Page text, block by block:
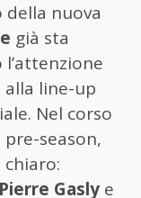
della nuova
già sta
line-up
Nel corso
season,
Pierre Gasly e